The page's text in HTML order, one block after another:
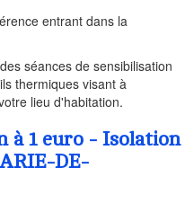
entrant dans la
séances de sensibilisation
thermiques visant à
lieu d'habitation.
à 1 euro - Isolation
DE-